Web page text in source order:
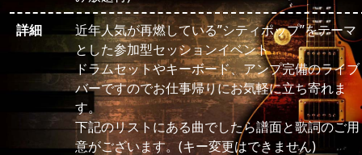
詳細
近年人気が再燃している”シティポップ”をテーマ
とした参加型セッションイベント
ドラムセットやキーボード、アンプ完備のライブ
バーですのでお仕事帰りにお気軽に立ち寄れま
す。
下記のリストにある曲でしたら譜面と歌詞のご用
意がございます。(キー変更はできません)